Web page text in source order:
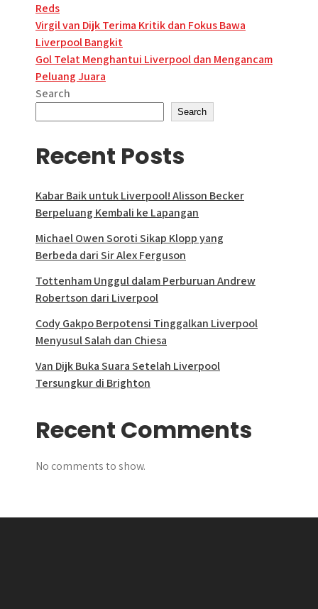
Reds
Post
navigation
Virgil van Dijk Terima Kritik dan Fokus Bawa
Liverpool Bangkit
Gol Telat Menghantui Liverpool dan Mengancam
Peluang Juara
Search
Search
Recent Posts
Kabar Baik untuk Liverpool! Alisson Becker
Berpeluang Kembali ke Lapangan
Michael Owen Soroti Sikap Klopp yang
Berbeda dari Sir Alex Ferguson
Tottenham Unggul dalam Perburuan Andrew
Robertson dari Liverpool
Cody Gakpo Berpotensi Tinggalkan Liverpool
Menyusul Salah dan Chiesa
Van Dijk Buka Suara Setelah Liverpool
Tersungkur di Brighton
Recent Comments
No comments to show.